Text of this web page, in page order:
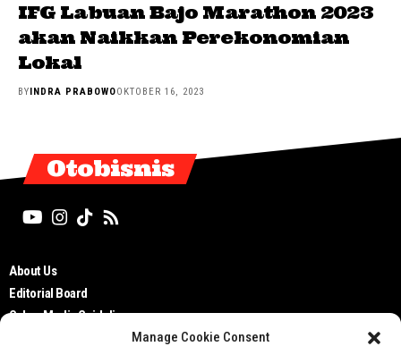
Manage Cookie Consent
IFG Labuan Bajo Marathon 2023
akan Naikkan Perekonomian
Lokal
BY INDRA PRABOWOOKTOBER 16, 2023
Otobisnis
About Us
Editorial Board
Cyber Media Guidelines